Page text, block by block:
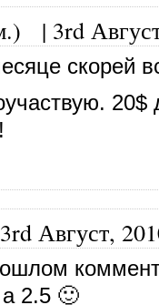
| 3rd
скорей
20$
3rd Август,
2.5 🙂